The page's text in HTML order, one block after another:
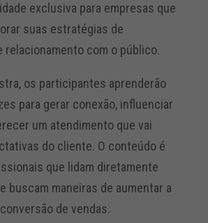
exclusiva para empresas que
suas estratégias de
relacionamento com o público.
os participantes aprenderão
para gerar conexão, influenciar
um atendimento que vai
do cliente. O conteúdo é
que lidam diretamente
buscam maneiras de aumentar a
de vendas.